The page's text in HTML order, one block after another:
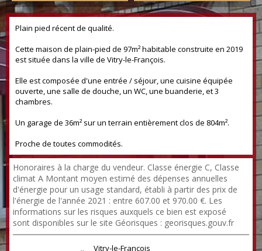
Plain pied récent de qualité.
Cette maison de plain-pied de 97m² habitable construite en 2019
est située dans la ville de Vitry-le-François.
Elle est composée d'une entrée / séjour, une cuisine équipée
ouverte, une salle de douche, un WC, une buanderie, et 3
chambres.
Un garage de 36m² sur un terrain entièrement clos de 804m².
Proche de toutes commodités.
Honoraires à la charge du vendeur. Classe énergie C, Classe
climat A Montant moyen estimé des dépenses annuelles
d'énergie pour un usage standard, établi à partir des prix de
l'énergie de l'année 2021 : entre 607.00 et 970.00 €. Les
informations sur les risques auxquels ce bien est exposé
sont disponibles sur le site Géorisques : georisques.gouv.fr
Vitry-le-François